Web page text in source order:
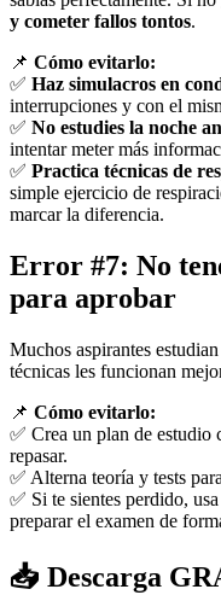
y cometer fallos tontos.
📌 Cómo evitarlo:
✅ Haz simulacros en
interrupciones y con el
✅ No estudies la noche
intentar meter más
✅ Practica técnicas de
simple ejercicio de
marcar la diferencia.
Error #7: No
para aprobar
Muchos aspirantes
técnicas les funcionan
📌 Cómo evitarlo:
✅ Crea un plan de estudio
repasar.
✅ Alterna teoría y tests
✅ Si te sientes perdido,
preparar el examen de
📥 Descarga